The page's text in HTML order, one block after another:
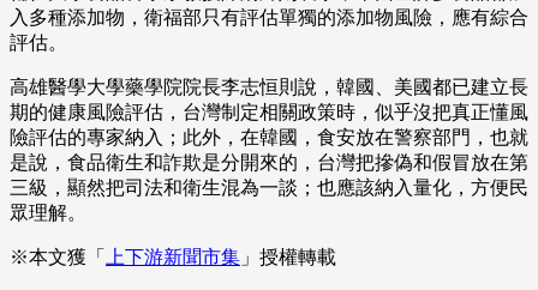
入多種添加物，衛福部只有評估單獨的添加物風險，應有綜合
評估。
高雄醫學大學藥學院院長李志恒則說，韓國、美國都已建立長
期的健康風險評估，台灣制定相關政策時，似乎沒把真正懂風
險評估的專家納入；此外，在韓國，食安放在警察部門，也就
是說，食品衛生和詐欺是分開來的，台灣把摻偽和假冒放在第
三級，顯然把司法和衛生混為一談；也應該納入量化，方便民
眾理解。
※本文獲「 上下游新聞市集 」授權轉載